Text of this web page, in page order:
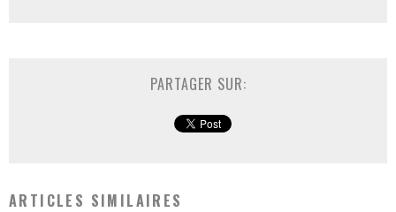
PARTAGER SUR:
ARTICLES SIMILAIRES